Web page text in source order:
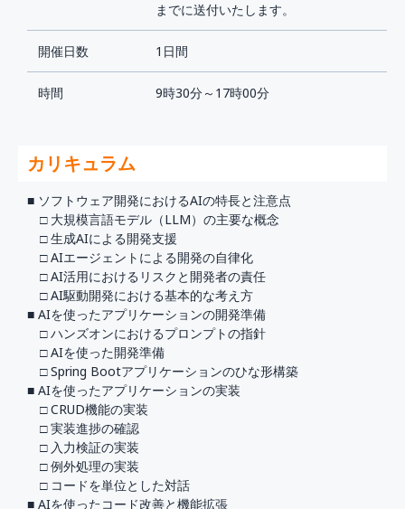
までに送付いたします。
開催日数 1日間
時間 9時30分～17時00分
カリキュラム
■ ソフトウェア開発におけるAIの特長と注意点
□ 大規模言語モデル（LLM）の主要な概念
□ 生成AIによる開発支援
□ AIエージェントによる開発の自律化
□ AI活用におけるリスクと開発者の責任
□ AI駆動開発における基本的な考え方
■ AIを使ったアプリケーションの開発準備
□ ハンズオンにおけるプロンプトの指針
□ AIを使った開発準備
□ Spring Bootアプリケーションのひな形構築
■ AIを使ったアプリケーションの実装
□ CRUD機能の実装
□ 実装進捗の確認
□ 入力検証の実装
□ 例外処理の実装
□ コードを単位とした対話
■ AIを使ったコード改善と機能拡張